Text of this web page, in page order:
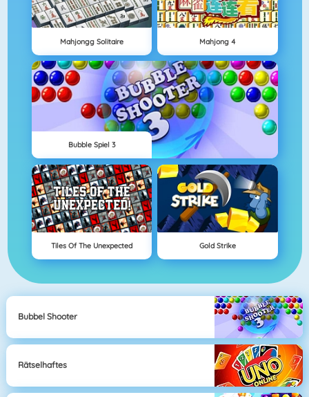
Mahjongg Solitaire Mahjong 4
Bubble Spiel 3
Tiles Of The Unexpected Gold Strike
Bubbel Shooter
Rätselhaftes